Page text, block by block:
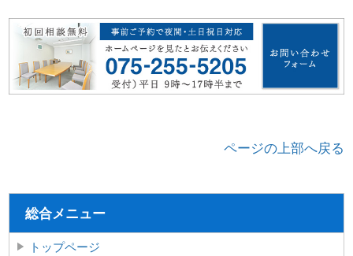
ページの上部へ戻る
総合メニュー
トップページ